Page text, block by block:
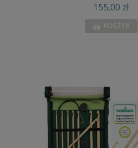
155,00 zł
KOSZYK